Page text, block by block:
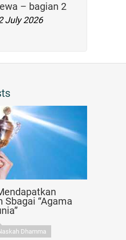
– bagian 2
July 2026
Sbagai “Agama
Dhamma